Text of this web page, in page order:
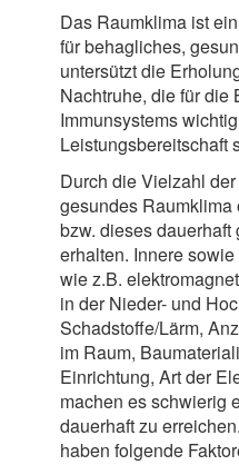
Das Raumklima ist
für behagliches,
untersützt die
Nachtruhe, die für die
Immunsystems
Leistungsbereitschaft
Durch die Vielzahl
gesundes
bzw. dieses dauerhaft
erhalten. Innere
wie z.B.
in der Nieder- und
Schadstoffe/Lärm,
im Raum,
Einrichtung, Art der
machen es schwierig
dauerhaft zu
haben folgende